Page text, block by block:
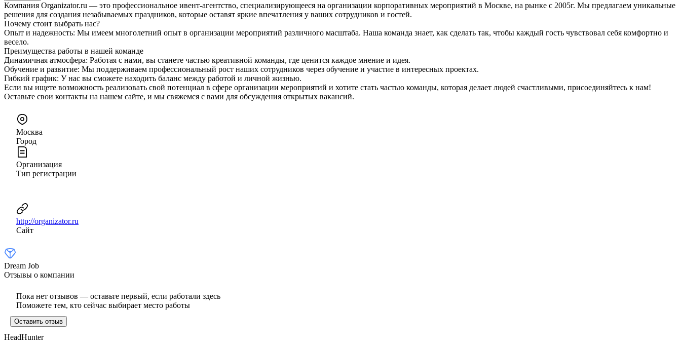
Компания Organizator.ru — это профессиональное ивент-агентство, специализирующееся на организации корпоративных мероприятий в Москве, на рынке с 2005г. Мы предлагаем уникальные
решения для создания незабываемых праздников, которые оставят яркие впечатления у ваших сотрудников и гостей.
Почему стоит выбрать нас?
Опыт и надежность: Мы имеем многолетний опыт в организации мероприятий различного масштаба. Наша команда знает, как сделать так, чтобы каждый гость чувствовал себя комфортно и
весело.
Преимущества работы в нашей команде
Динамичная атмосфера: Работая с нами, вы станете частью креативной команды, где ценится каждое мнение и идея.
Обучение и развитие: Мы поддерживаем профессиональный рост наших сотрудников через обучение и участие в интересных проектах.
Гибкий график: У нас вы сможете находить баланс между работой и личной жизнью.
Если вы ищете возможность реализовать свой потенциал в сфере организации мероприятий и хотите стать частью команды, которая делает людей счастливыми, присоединяйтесь к нам!
Оставьте свои контакты на нашем сайте, и мы свяжемся с вами для обсуждения открытых вакансий.
Москва
Город
Организация
Тип регистрации
http://organizator.ru
Сайт
Dream Job
Отзывы о компании
Пока нет отзывов — оставьте первый, если работали здесь
Поможете тем, кто сейчас выбирает место работы
Оставить отзыв
HeadHunter